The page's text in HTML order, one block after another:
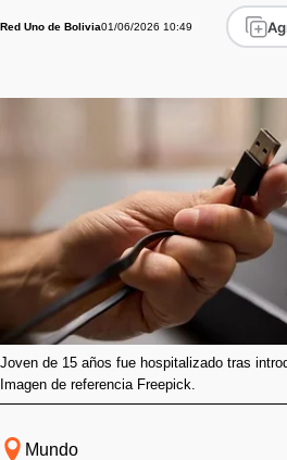
Red Uno de Bolivia01/06/2026 10:49
Joven de 15 años fue hospitalizado tras
Imagen de referencia Freepick.
Mundo